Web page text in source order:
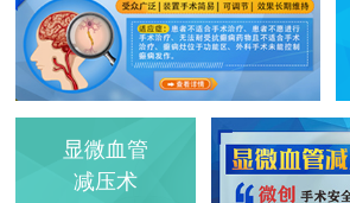
显微血管
减压术